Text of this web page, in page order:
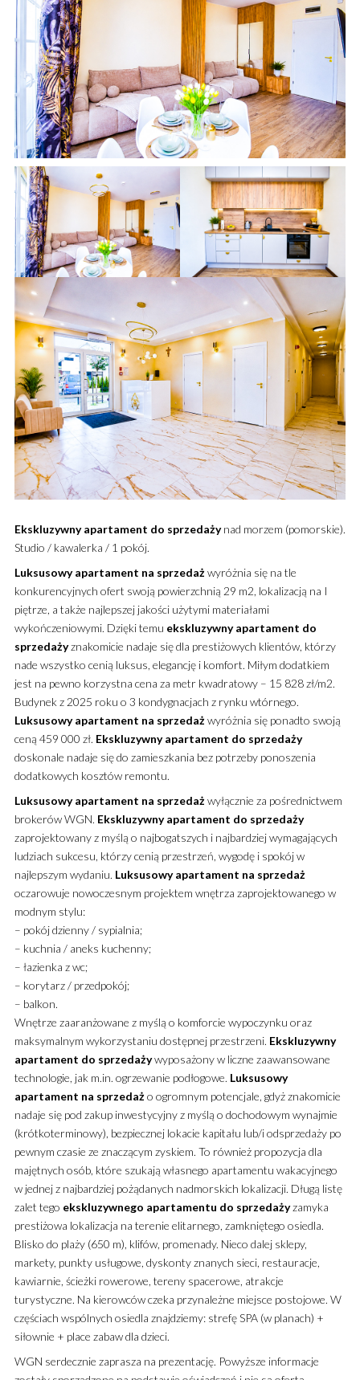
Ekskluzywny apartament do sprzedażynad morzem (pomorskie).
Studio / kawalerka / 1 pokój.
Luksusowy apartament na sprzedażwyróżnia się na tle
konkurencyjnych ofert swoją powierzchnią 29 m2, lokalizacją na I
piętrze, a także najlepszej jakości użytymi materiałami
wykończeniowymi. Dzięki temu ekskluzywny apartament do
sprzedażyznakomicie nadaje się dla prestiżowych klientów, którzy
nade wszystko cenią luksus, elegancję i komfort. Miłym dodatkiem
jest na pewno korzystna cena za metr kwadratowy – 15 828 zł/m2.
Budynek z 2025 roku o 3 kondygnacjach z rynku wtórnego.
Luksusowy apartament na sprzedażwyróżnia się ponadto swoją
ceną 459 000 zł. Ekskluzywny apartament do sprzedaży
doskonale nadaje się do zamieszkania bez potrzeby ponoszenia
dodatkowych kosztów remontu.
Luksusowy apartament na sprzedażwyłącznie za pośrednictwem
brokerów WGN. Ekskluzywny apartament do sprzedaży
zaprojektowany z myślą o najbogatszych i najbardziej wymagających
ludziach sukcesu, którzy cenią przestrzeń, wygodę i spokój w
najlepszym wydaniu. Luksusowy apartament na sprzedaż
oczarowuje nowoczesnym projektem wnętrza zaprojektowanego w
modnym stylu:
– pokój dzienny / sypialnia;
– kuchnia / aneks kuchenny;
– łazienka z wc;
– korytarz / przedpokój;
– balkon.
Wnętrze zaaranżowane z myślą o komforcie wypoczynku oraz
maksymalnym wykorzystaniu dostępnej przestrzeni. Ekskluzywny
apartament do sprzedażywyposażony w liczne zaawansowane
technologie, jak m.in. ogrzewanie podłogowe. Luksusowy
apartament na sprzedażo ogromnym potencjale, gdyż znakomicie
nadaje się pod zakup inwestycyjny z myślą o dochodowym wynajmie
(krótkoterminowy), bezpiecznej lokacie kapitału lub/i odsprzedaży po
pewnym czasie ze znaczącym zyskiem. To również propozycja dla
majętnych osób, które szukają własnego apartamentu wakacyjnego
w jednej z najbardziej pożądanych nadmorskich lokalizacji. Długą listę
zalet tego ekskluzywnego apartamentu do sprzedażyzamyka
prestiżowa lokalizacja na terenie elitarnego, zamkniętego osiedla.
Blisko do plaży (650 m), klifów, promenady. Nieco dalej sklepy,
markety, punkty usługowe, dyskonty znanych sieci, restauracje,
kawiarnie, ścieżki rowerowe, tereny spacerowe, atrakcje
turystyczne. Na kierowców czeka przynależne miejsce postojowe. W
częściach wspólnych osiedla znajdziemy: strefę SPA (w planach) +
siłownie + place zabaw dla dzieci.
WGN serdecznie zaprasza na prezentację. Powyższe informacje